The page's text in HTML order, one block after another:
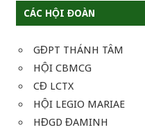
CÁC HỘI ĐOÀN
GĐPT THÁNH TÂM
HỘI CBMCG
CĐ LCTX
HỘI LEGIO MARIAE
HĐGD ĐAMINH